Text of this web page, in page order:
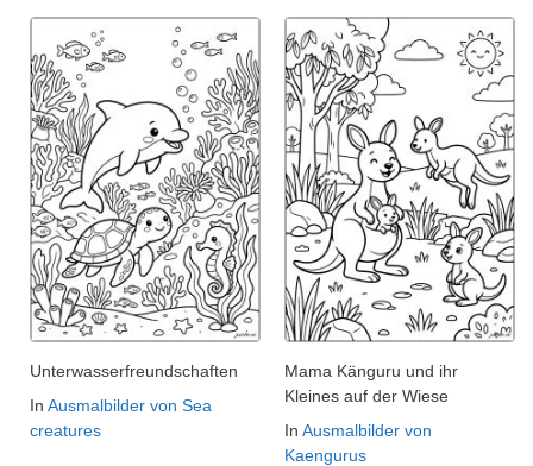
Unterwasserfreundschaften
In Ausmalbilder von Sea
creatures
Mama Känguru und ihr
Kleines auf der Wiese
In Ausmalbilder von
Kaengurus